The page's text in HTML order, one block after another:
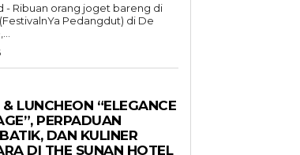
- Ribuan orang joget bareng di
Pedangdut) di De
LUNCHEON “ELEGANCE
PERPADUAN
DAN KULINER
DI THE SUNAN HOTEL